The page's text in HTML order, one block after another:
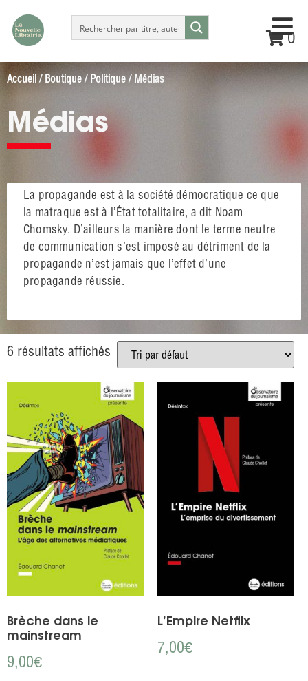
0
Accueil/ Boutique/ Politique/ Médias
Médias
La propagande est à la société démocratique ce que
la matraque est à l’État totalitaire, a dit Noam
Chomsky. D’ailleurs la manière dont le terme neutre
de communication s’est imposé au détriment de la
propagande n’est jamais que l’effet d’une
propagande réussie.
6 résultats affichés
Brèche dans le
mainstream
9,00€
L’Empire Netflix
7,00€